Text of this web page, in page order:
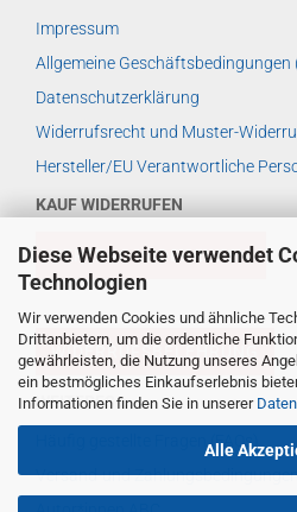
Diese Webseite verwendet
Technologien
Wir verwenden Cookies und ähnliche
Drittanbietern, um die ordentliche
gewährleisten, die Nutzung unseres
ein bestmögliches Einkaufserlebnis
Informationen finden Sie in unserer
Alle
Impressum
Allgemeine Geschäftsbedingungen
Datenschutzerklärung
Widerrufsrecht und Muster-
Hersteller/EU Verantwortliche
KAUF WIDERRUFEN
VERTRAG WIDERRUFEN
WIDERRUFSBELEHRUNG
WEITERES ...
Häufig gestellte Fragen (FAQs)
Versand-und